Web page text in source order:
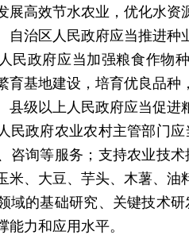
展高效节水农业，优化水
自治区人民政府应当推进种
政府应当加强粮食作物种
育基地建设，培育优良品种
县级以上人民政府应当促进
政府农业农村主管部门应
咨询等服务；支持农业技
米、大豆、芋头、木薯、
的基础研究、关键技术研
能力和应用水平。